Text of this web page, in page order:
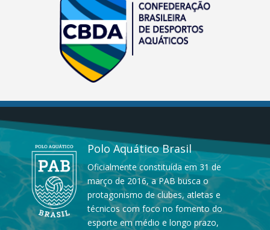
Polo Aquático Brasil
Oficialmente constituída em 31 de
março de 2016, a PAB busca o
protagonismo de clubes, atletas e
técnicos com foco no fomento do
esporte em médio e longo prazo,